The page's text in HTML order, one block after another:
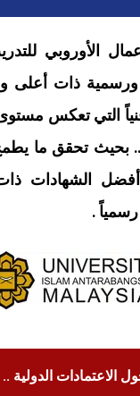
الأوروبي
ورسمية ذات أعلى
التي تعكس
.. بحيث تحقق ما
الشهادات ذات
رسمياً .
الاعتمادات الدولية